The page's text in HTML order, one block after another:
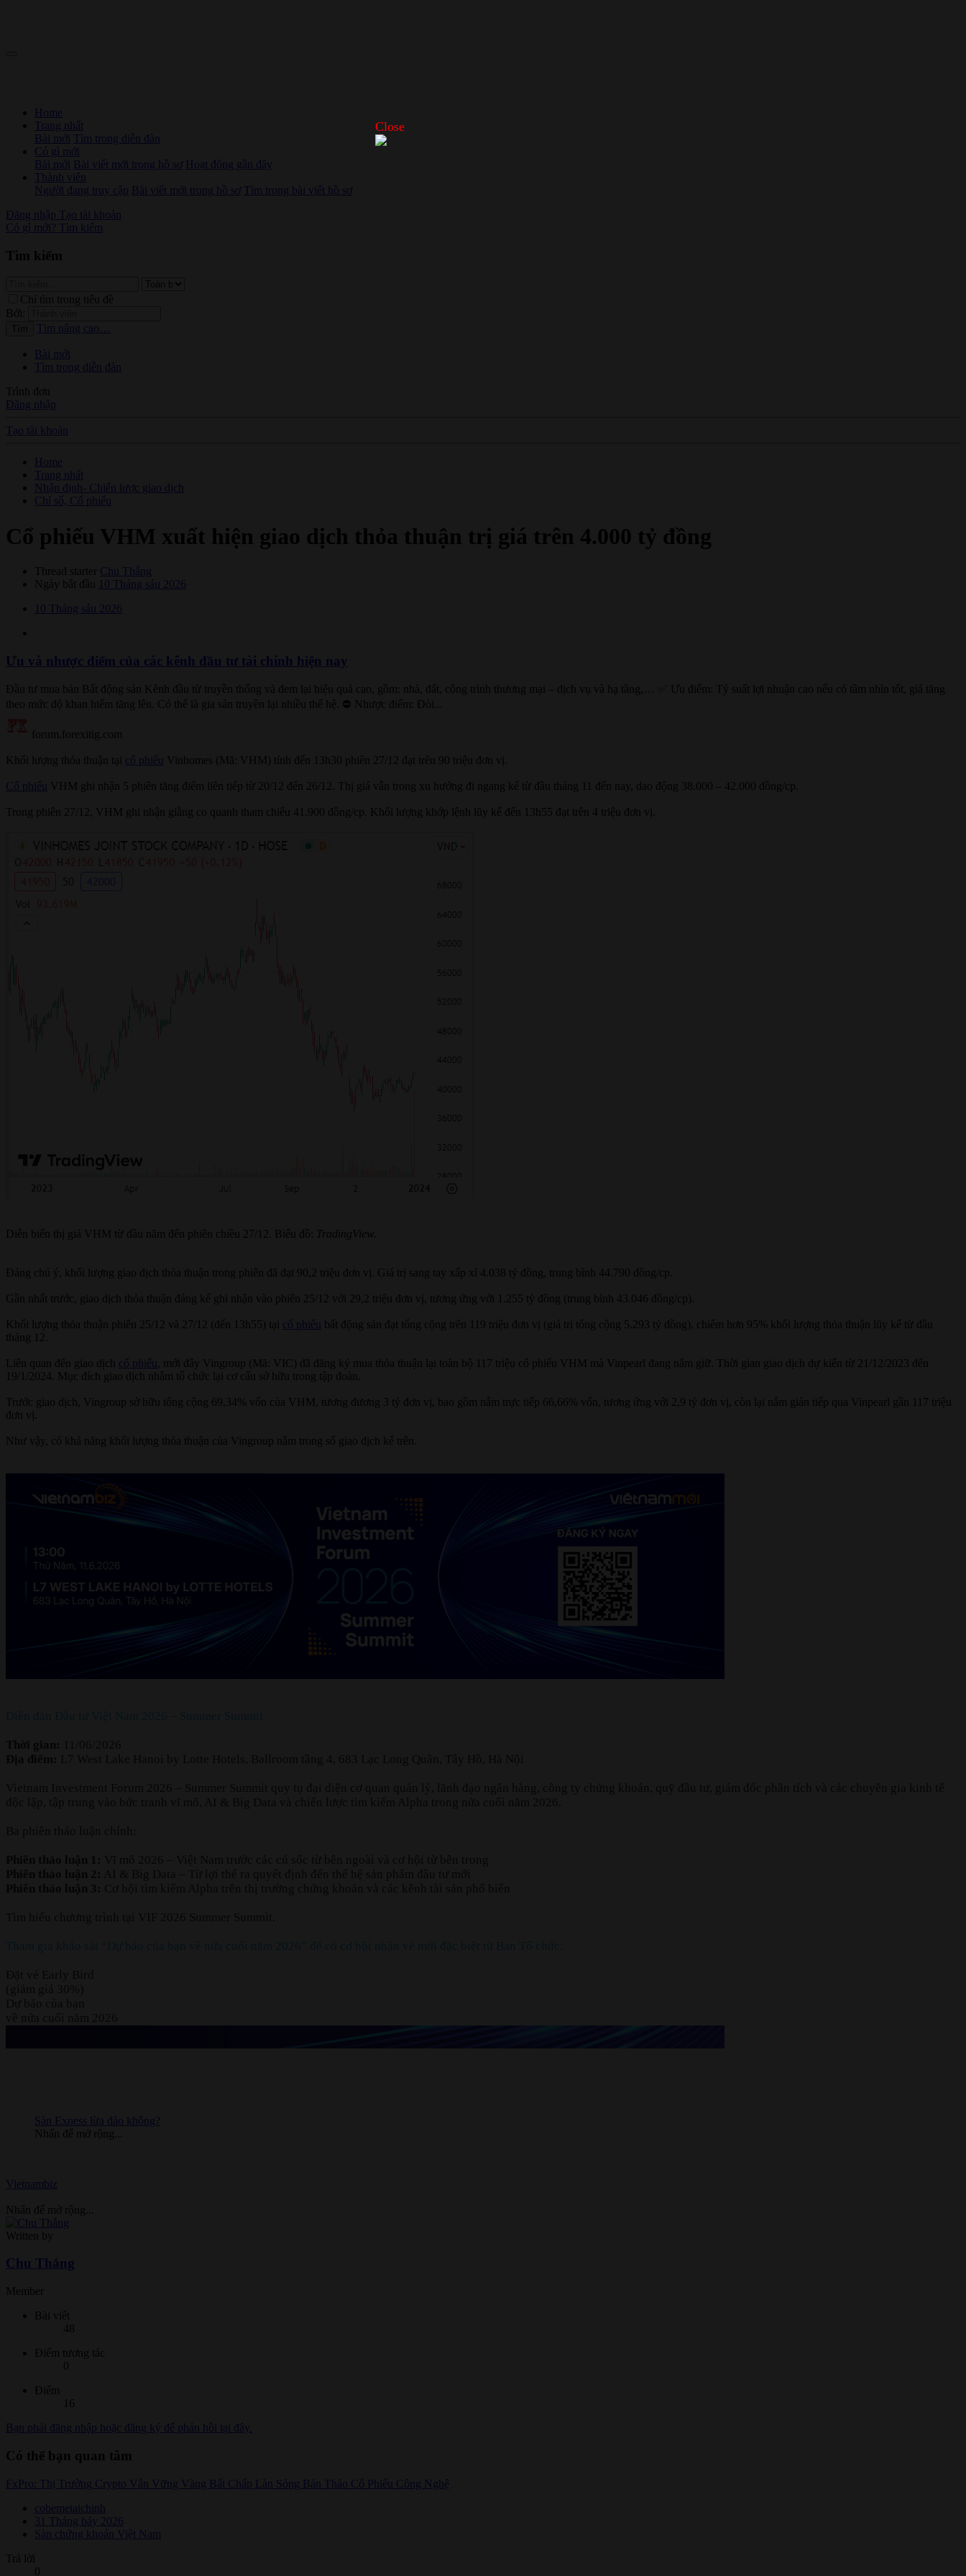
Home
Trang nhất
Bài mới
Tìm trong diễn đàn
Có gì mới
Bài mới Bài viết mới trong hồ sơ Hoạt động gần đây
Thành viên
Người đang truy cập Bài viết mới trong hồ sơ Tìm trong bài viết hồ sơ
Đăng nhập Tạo tài khoản
Có gì mới? Tìm kiếm
Tìm kiếm
Chỉ tìm trong tiêu đề
Bởi:
Tìm nâng cao…
Bài mới
Tìm trong diễn đàn
Trình đơn
Đăng nhập
Tạo tài khoản
Home
Trang nhất
Nhận định- Chiến lược giao dịch
Chỉ số, Cổ phiếu
Cổ phiếu VHM xuất hiện giao dịch thỏa thuận trị giá trên 4.000 tỷ đồng
Thread starter
Chu Thắng
Ngày bắt đầu
10 Tháng sáu 2026
10 Tháng sáu 2026
Ưu và nhược điểm của các kênh đầu tư tài chính hiện nay
Đầu tư mua bán Bất động sản Kênh đầu từ truyền thống và đem lại hiệu quả cao, gồm: nhà, đất, công trình thương mại – dịch vụ và hạ tầng,… ✅ Ưu điểm: Tỷ suất lợi nhuận cao nếu có tầm nhìn tốt, giá tăng
theo mức độ khan hiếm tăng lên. Có thể là gia sản truyền lại nhiều thế hệ. ⛔ Nhược điểm: Đòi...
forum.forexitig.com
Khối lượng thỏa thuận tại cổ phiếu Vinhomes (Mã: VHM) tính đến 13h30 phiên 27/12 đạt trên 90 triệu đơn vị.
Cổ phiếu VHM ghi nhận 5 phiên tăng điểm liên tiếp từ 20/12 đến 26/12. Thị giá vẫn trong xu hướng đi ngang kể từ đầu tháng 11 đến nay, dao động 38.000 – 42.000 đồng/cp.
Trong phiên 27/12, VHM ghi nhận giằng co quanh tham chiếu 41.900 đồng/cp. Khối lượng khớp lệnh lũy kế đến 13h55 đạt trên 4 triệu đơn vị.
Diễn biến thị giá VHM từ đầu năm đến phiên chiều 27/12. Biểu đồ: TradingView.
Đáng chú ý, khối lượng giao dịch thỏa thuận trong phiên đã đạt 90,2 triệu đơn vị. Giá trị sang tay xấp xỉ 4.038 tỷ đồng, trung bình 44.790 đồng/cp.
Gần nhất trước, giao dịch thỏa thuận đáng kể ghi nhận vào phiên 25/12 với 29,2 triệu đơn vị, tương ứng với 1.255 tỷ đồng (trung bình 43.046 đồng/cp).
Khối lượng thỏa thuận phiên 25/12 và 27/12 (đến 13h55) tại cổ phiếu
bất động sản đạt tổng cộng trên 119 triệu đơn vị (giá trị tổng cộng 5.293 tỷ đồng), chiếm hơn 95% khối lượng thỏa thuận lũy kế từ đầu
tháng 12.
Liên quan đến giao dịch cổ phiếu
, mới đây Vingroup (Mã: VIC) đã đăng ký mua thỏa thuận lại toàn bộ 117 triệu cổ phiếu VHM mà Vinpearl đang nắm giữ. Thời gian giao dịch dự kiến từ 21/12/2023 đến
19/1/2024. Mục đích giao dịch nhằm tổ chức lại cơ cấu sở hữu trong tập đoàn.
Trước giao dịch, Vingroup sở hữu tổng cộng 69,34% vốn của VHM, tương đương 3 tỷ đơn vị, bao gồm nắm trực tiếp 66,66% vốn, tương ứng với 2,9 tỷ đơn vị, còn lại nắm gián tiếp qua Vinpearl gần 117 triệu
đơn vị.
Như vậy, có khả năng khối lượng thỏa thuận của Vingroup nằm trong số giao dịch kể trên.
Sàn Exness lừa đảo không?
Nhấn để mở rộng...
Vietnambiz
Nhấn để mở rộng...
Written by
Chu Thắng
Member
Bài viết
48
Điểm tương tác
0
Điểm
16
Bạn phải đăng nhập hoặc đăng ký để phản hồi tại đây.
Có thể bạn quan tâm
FxPro: Thị Trường Crypto Vẫn Vững Vàng Bất Chấp Làn Sóng Bán Tháo Cổ Phiếu Công Nghệ
cobemetaichinh
31 Tháng bảy 2026
Sàn chứng khoán Việt Nam
Trả lời
0
Close